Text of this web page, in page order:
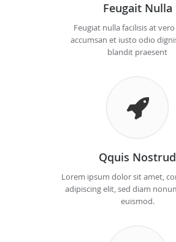
Feugait Nulla
Feugiat nulla facilisis at
accumsan et iusto odio
blandit praesent
Qquis Nostrud
Lorem ipsum dolor sit amet,
adipiscing elit, sed diam
euismod.